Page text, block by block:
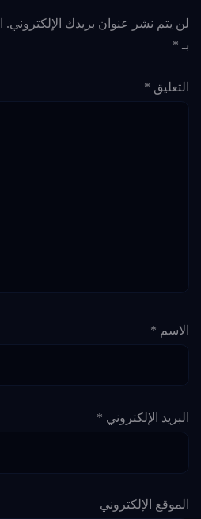
لن يتم نشر عنوان بريدك الإلكتروني.
بـ *
التعليق *
الاسم *
البريد الإلكتروني *
الموقع الإلكتروني